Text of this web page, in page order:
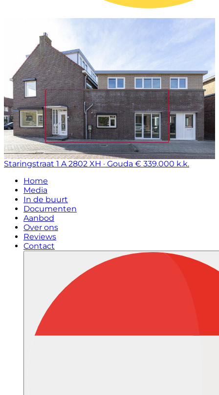
Staringstraat 1 A 2802 XH · Gouda € 339.000 k.k.
Home
Media
In de buurt
Documenten
Aanbod
Over ons
Reviews
Contact